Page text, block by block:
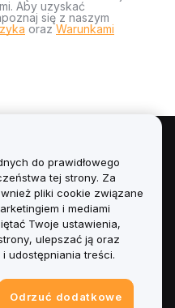
Aby uzyskać
się z naszym
orazWarunkami
do prawidłowego
tej strony. Za
pliki cookie związane
i mediami
Twoje ustawienia,
ulepszać ją oraz
udostępniania treści.
Odrzuć dodatkowe